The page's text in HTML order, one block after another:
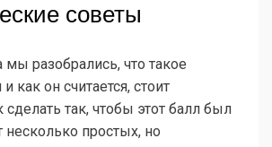
советы
мы разобрались, что такое
как он считается, стоит
сделать так, чтобы этот балл был
простых, но